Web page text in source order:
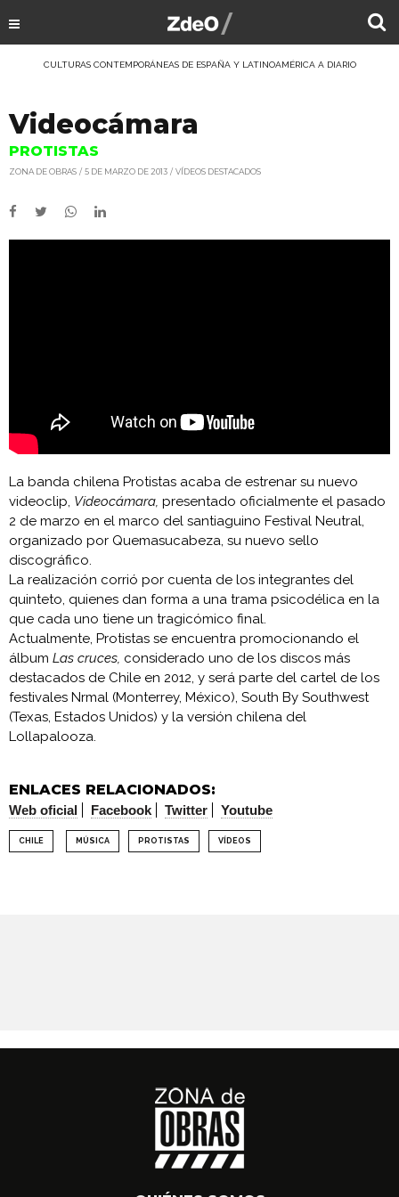
CULTURAS CONTEMPORÁNEAS DE ESPAÑA Y LATINOAMÉRICA A DIARIO
Videocámara
PROTISTAS
ZONA DE OBRAS 5 DE MARZO DE 2013 VÍDEOS DESTACADOS
La banda chilena Protistas acaba de estrenar su nuevo
videoclip, Videocámara, presentado oficialmente el pasado
2 de marzo en el marco del santiaguino Festival Neutral,
organizado por Quemasucabeza, su nuevo sello
discográfico.
La realización corrió por cuenta de los integrantes del
quinteto, quienes dan forma a una trama psicodélica en la
que cada uno tiene un tragicómico final.
Actualmente, Protistas se encuentra promocionando el
álbum Las cruces, considerado uno de los discos más
destacados de Chile en 2012, y será parte del cartel de los
festivales Nrmal (Monterrey, México), South By Southwest
(Texas, Estados Unidos) y la versión chilena del
Lollapalooza.
ENLACES RELACIONADOS:
Web oficial Facebook Twitter Youtube
CHILE MÚSICA PROTISTAS VÍDEOS